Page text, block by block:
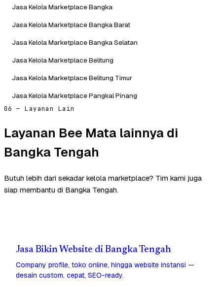
Jasa Kelola Marketplace Bangka
Jasa Kelola Marketplace Bangka Barat
Jasa Kelola Marketplace Bangka Selatan
Jasa Kelola Marketplace Belitung
Jasa Kelola Marketplace Belitung Timur
Jasa Kelola Marketplace Pangkal Pinang
06 — Layanan Lain
Layanan Bee Mata lainnya di
Bangka Tengah
Butuh lebih dari sekadar kelola marketplace? Tim kami juga
siap membantu di Bangka Tengah.
Jasa Bikin Website di Bangka Tengah
Company profile, toko online, hingga website instansi —
desain custom, cepat, SEO-ready.